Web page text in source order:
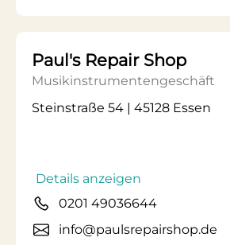
Paul's Repair Shop
Musikinstrumentengeschäft
Steinstraße 54 | 45128 Essen
Details anzeigen
0201 49036644
info@paulsrepairshop.de